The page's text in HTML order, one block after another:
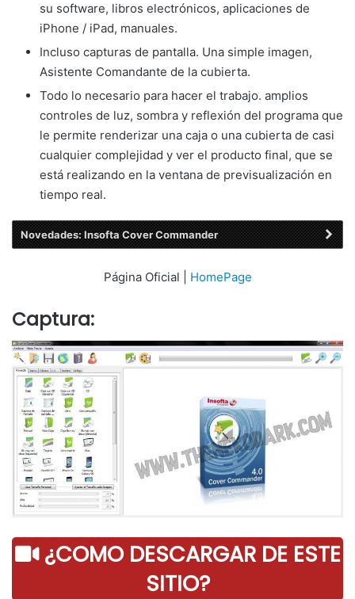
su software, libros electrónicos, aplicaciones de
iPhone / iPad, manuales.
Incluso capturas de pantalla. Una simple imagen,
Asistente Comandante de la cubierta.
Todo lo necesario para hacer el trabajo. amplios
controles de luz, sombra y reflexión del programa que
le permite renderizar una caja o una cubierta de casi
cualquier complejidad y ver el producto final, que se
está realizando en la ventana de previsualización en
tiempo real.
Novedades: Insofta Cover Commander
Página Oficial | HomePage
Captura:
¿COMO DESCARGAR DE ESTE
SITIO?